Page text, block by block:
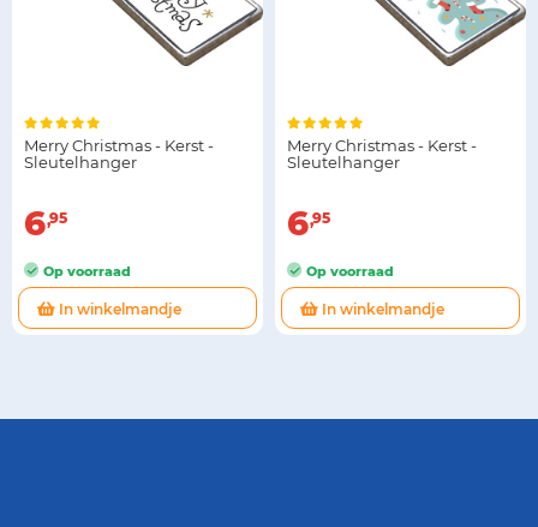
Merry Christmas - Kerst -
Sleutelhanger
6 95
Op voorraad
In winkelmandje
Merry Christmas - Kerst -
Sleutelhanger
6 95
Op voorraad
In winkelmandje